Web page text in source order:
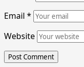
Email *
Website